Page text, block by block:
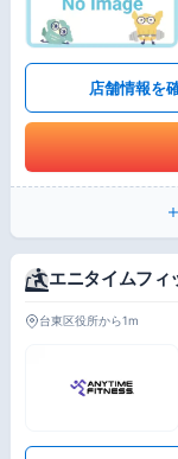
店舗情報を
エニタイムフィ
台東区役所から1m